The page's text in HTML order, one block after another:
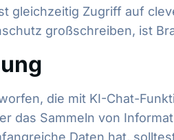
gleichzeitig Zugriff auf
großschreiben, ist
die mit KI-Chat-
das Sammeln von
Daten hat,